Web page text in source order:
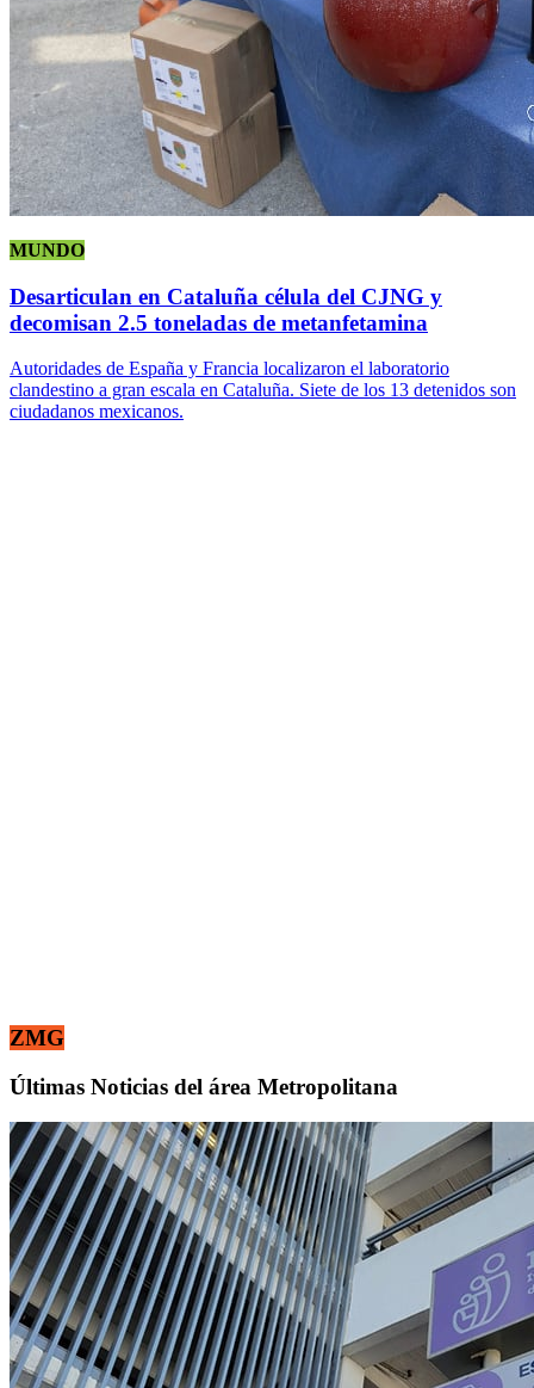
MUNDO
Desarticulan en Cataluña célula del CJNG y
decomisan 2.5 toneladas de metanfetamina
Autoridades de España y Francia localizaron el laboratorio
clandestino a gran escala en Cataluña. Siete de los 13 detenidos son
ciudadanos mexicanos.
ZMG
Últimas Noticias del área Metropolitana